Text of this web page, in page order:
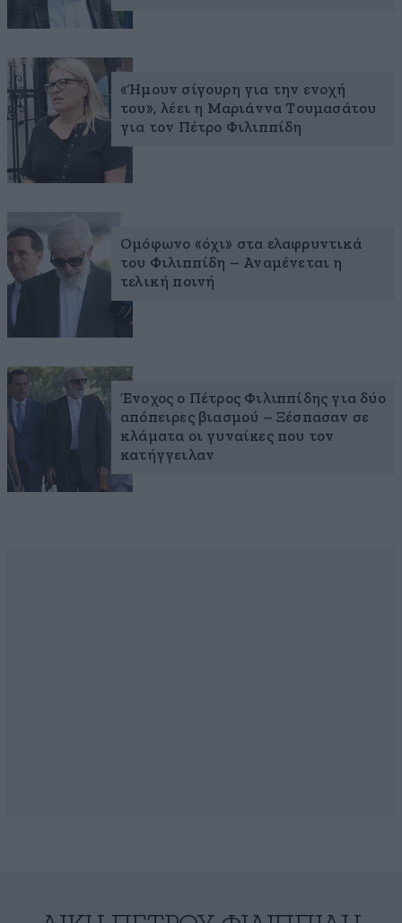
«Ήμουν σίγουρη για την ενοχή
του», λέει η Μαριάννα Τουμασάτου
για τον Πέτρο Φιλιππίδη
Ομόφωνο «όχι» στα ελαφρυντικά
του Φιλιππίδη – Αναμένεται η
τελική ποινή
Ένοχος ο Πέτρος Φιλιππίδης για δύο
απόπειρες βιασμού – Ξέσπασαν σε
κλάματα οι γυναίκες που τον
κατήγγειλαν